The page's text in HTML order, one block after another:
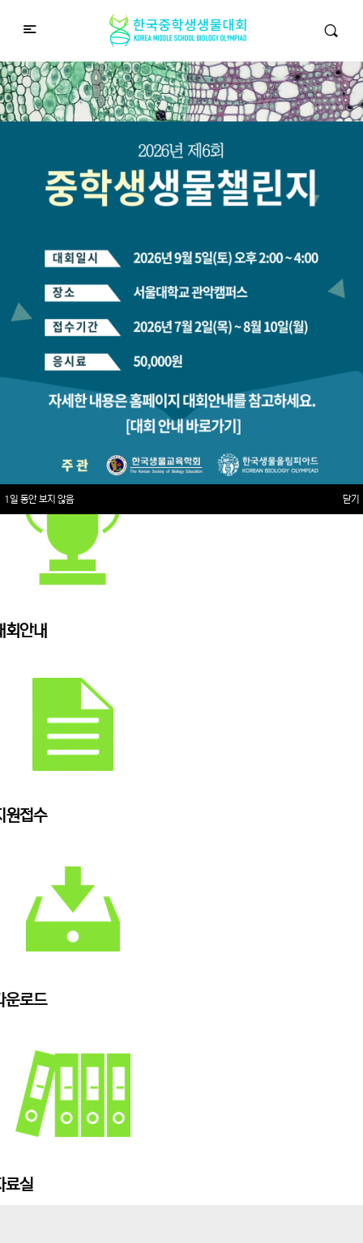
중학생생물챌린지
Middle School Korea Biology Olympiad
2026 대회 접수 안내
회안내
원접수
운로드
료실
1일 동안 보지 않음 닫기